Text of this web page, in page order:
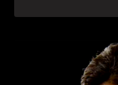
WAR
SU
PS5